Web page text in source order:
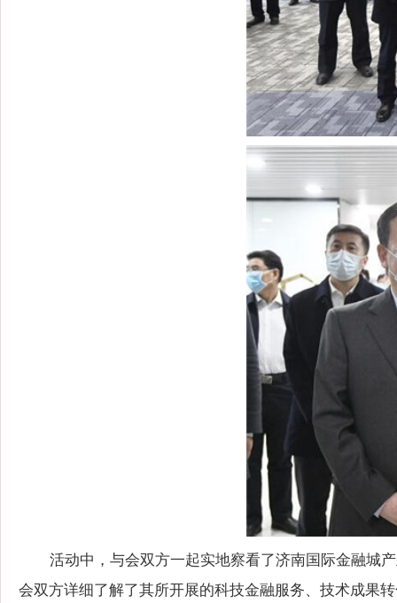
活动中，与会双方一起实地察看了济南国际金融城
会双方详细了解了其所开展的科技金融服务、技术成果